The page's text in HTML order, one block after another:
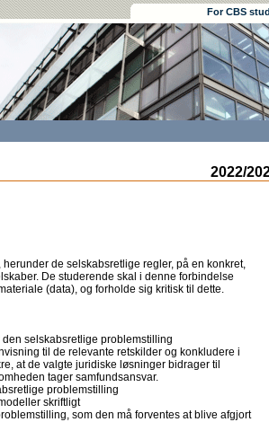
For CBS
2022/
de selskabsretlige regler, på en konkret,
De studerende skal i denne forbindelse
(data), og forholde sig kritisk til dette.
selskabsretlige problemstilling
til de relevante retskilder og konkludere i
at de valgte juridiske løsninger bidrager til
tager samfundsansvar.
problemstilling
skriftligt
som den må forventes at blive afgjort